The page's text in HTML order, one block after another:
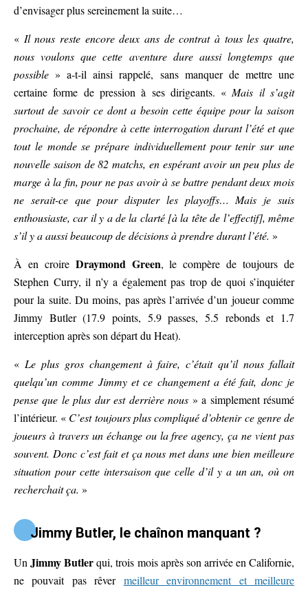
d’envisager plus sereinement la suite…
« Il nous reste encore deux ans de contrat à tous les quatre,
nous voulons que cette aventure dure aussi longtemps que
possible » a-t-il ainsi rappelé, sans manquer de mettre une
certaine forme de pression à ses dirigeants. «Mais il s’agit
surtout de savoir ce dont a besoin cette équipe pour la saison
prochaine, de répondre à cette interrogation durant l’été et que
tout le monde se prépare individuellement pour tenir sur une
nouvelle saison de 82 matchs, en espérant avoir un peu plus de
marge à la fin, pour ne pas avoir à se battre pendant deux mois
ne serait-ce que pour disputer les playoffs… Mais je suis
enthousiaste, car il y a de la clarté [à la tête de l’effectif], même
s’il y a aussi beaucoup de décisions à prendre durant l’été. »
À en croire Draymond Green, le compère de toujours de
Stephen Curry, il n’y a également pas trop de quoi s’inquiéter
pour la suite. Du moins, pas après l’arrivée d’un joueur comme
Jimmy Butler (17.9 points, 5.9 passes, 5.5 rebonds et 1.7
interception après son départ du Heat).
« Le plus gros changement à faire, c’était qu’il nous fallait
quelqu’un comme Jimmy et ce changement a été fait, donc je
pense que le plus dur est derrière nous » a simplement résumé
l’intérieur. « C’est toujours plus compliqué d’obtenir ce genre de
joueurs à travers un échange ou la free agency, ça ne vient pas
souvent. Donc c’est fait et ça nous met dans une bien meilleure
situation pour cette intersaison que celle d’il y a un an, où on
recherchait ça. »
Jimmy Butler, le chaînon manquant ?
UnJimmy Butlerqui, trois mois après son arrivée en Californie,
ne pouvait pas rêver meilleur environnement et meilleure